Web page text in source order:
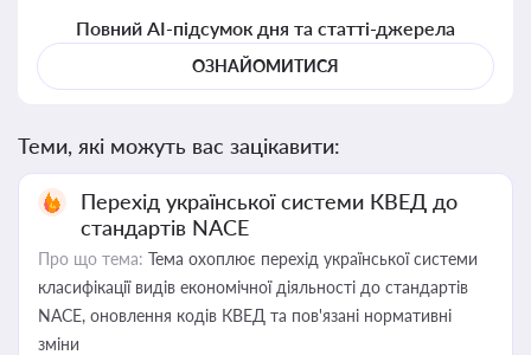
Повний AI-підсумок дня та статті-джерела
ОЗНАЙОМИТИСЯ
Теми, які можуть вас зацікавити:
Перехід української системи КВЕД до
стандартів NACE
Про що тема: Тема охоплює перехід української системи
класифікації видів економічної діяльності до стандартів
NACE, оновлення кодів КВЕД та пов'язані нормативні
зміни